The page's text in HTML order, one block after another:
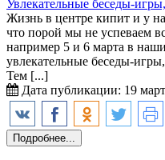
Увлекательные беседы-
Жизнь в центре кипит и у
что порой мы не успеваем
например 5 и 6 марта в
увлекательные беседы-
Тем [...]
Дата публикации: 19
Подробнее...